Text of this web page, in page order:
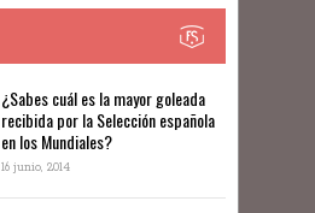
​​¿Sabes cuál es la mayor goleada
recibida por la Selección española
en los Mundiales?
16 junio, 2014